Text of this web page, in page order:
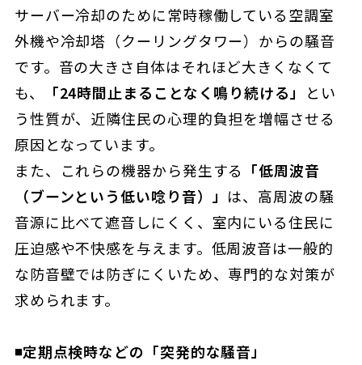
サーバー冷却のために常時稼働している空調室
外機や冷却塔（クーリングタワー）からの騒音
です。音の大きさ自体はそれほど大きくなくて
も、
「24時間止まることなく鳴り続ける」
とい
う性質が、近隣住民の心理的負担を増幅させる
原因となっています。
また、これらの機器から発生する 「低周波音
（ブーンという低い唸り音）」 は、高周波の騒
音源に比べて遮音しにくく、室内にいる住民に
圧迫感や不快感を与えます。低周波音は一般的
な防音壁では防ぎにくいため、専門的な対策が
求められます。
◾️定期点検時などの「突発的な騒音」